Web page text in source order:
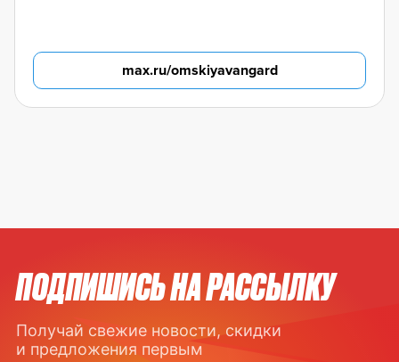
max.ru/omskiyavangard
ПОДПИШИСЬ НА РАССЫЛКУ
Получай свежие новости, скидки
и предложения первым